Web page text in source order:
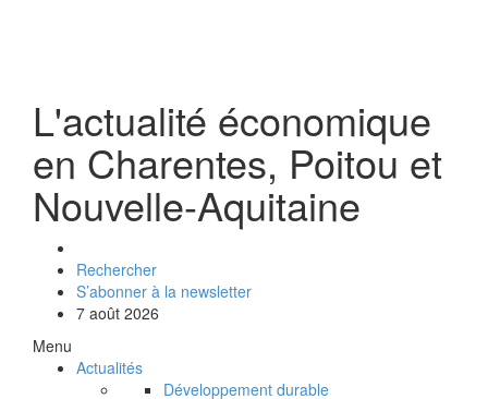
L'actualité économique
en Charentes, Poitou et
Nouvelle-Aquitaine
Rechercher
S’abonner à la newsletter
7 août 2026
Menu
Actualités
Développement durable